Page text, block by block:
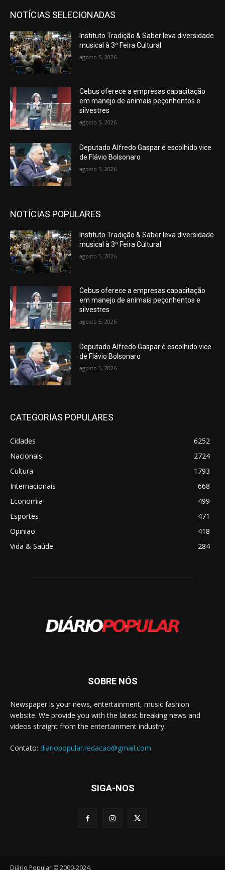
NOTÍCIAS SELECIONADAS
Instituto Tradição & Saber leva diversidade
musical à 3ª Feira Cultural
agosto 5, 2026
Cebus oferece a empresas capacitação
em manejo de animais peçonhentos e
silvestres
agosto 5, 2026
Deputado Alfredo Gaspar é escolhido vice
de Flávio Bolsonaro
agosto 5, 2026
NOTÍCIAS POPULARES
Instituto Tradição & Saber leva diversidade
musical à 3ª Feira Cultural
agosto 5, 2026
Cebus oferece a empresas capacitação
em manejo de animais peçonhentos e
silvestres
agosto 5, 2026
Deputado Alfredo Gaspar é escolhido vice
de Flávio Bolsonaro
agosto 5, 2026
CATEGORIAS POPULARES
Cidades
6252
Nacionais
2724
Cultura
1793
Internacionais
668
Economia
499
Esportes
471
Opinião
418
Vida & Saúde
284
SOBRE NÓS
Newspaper is your news, entertainment, music fashion
website. We provide you with the latest breaking news and
videos straight from the entertainment industry.
Contato: diariopopular.redacao@gmail.com
SIGA-NOS
Diário Popular © 2000-2024.